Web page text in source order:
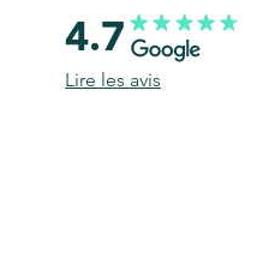
4.7
Lire les avis